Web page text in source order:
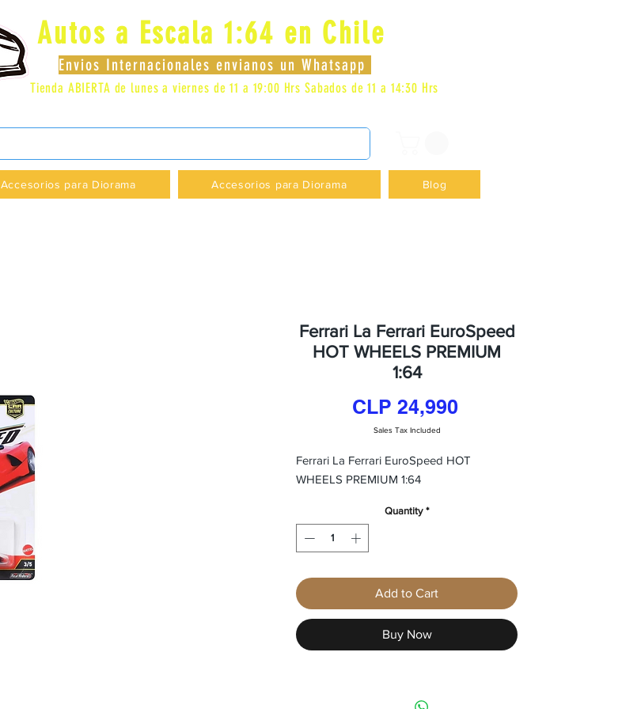
Autos a Escala 1:64 en Chile
Envios Internacionales envianos un Whatsapp
Tienda ABIERTA de lunes a viernes de 11 a 19:00 Hrs Sabados de 11 a 14:30 Hrs
Accesorios para Diorama Accesorios para Diorama Blog
Ferrari La Ferrari EuroSpeed
HOT WHEELS PREMIUM
1:64
CLP 24,990Price
Sales Tax Included
Ferrari La Ferrari EuroSpeed HOT
WHEELS PREMIUM 1:64
Quantity *
Add to Cart
Buy Now